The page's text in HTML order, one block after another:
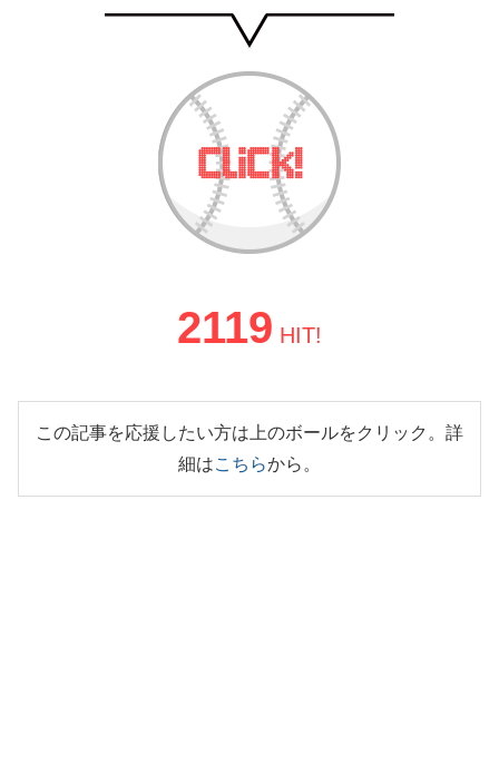
2119 HIT!
この記事を応援したい方は上のボールをクリック。詳
細はこちらから。